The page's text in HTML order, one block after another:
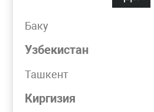
Баку
Узбекистан
Ташкент
Киргизия